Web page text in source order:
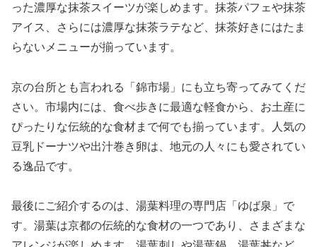
った濃厚な抹茶スイーツが楽しめます。抹茶パフェや抹茶
アイス、さらには濃厚な抹茶ラテなど、抹茶好きにはたま
らないメニューが揃っています。
京の台所とも言われる「錦市場」にも立ち寄ってみてくだ
さい。市場内には、食べ歩きに最適な軽食から、お土産に
ぴったりな伝統的な食材まで何でも揃っています。人気の
豆乳ドーナツや出汁巻き卵は、地元の人々にも愛されてい
る逸品です。
最後にご紹介するのは、湯葉料理の専門店「ゆば泉」で
す。湯葉は京都の伝統的な食材の一つであり、さまざまな